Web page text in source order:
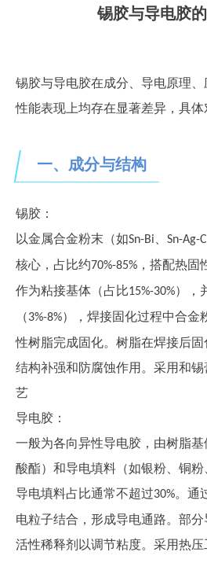
锡胶与导电胶
锡胶与导电胶在成分、导电原理
性能表现上均存在显著差异，具体
一、成分与结构
锡胶：
以金属合金粉末（如Sn-Bi Sn-Ag-
核心，占比约70%-85% ，搭配热固
作为粘接基体（占比15%-30%），
（3%-8%）
，焊接固化过程中合金
性树脂完成固化。树脂在焊接后固
结构补强和防腐蚀作用。采用和
艺
导电胶：
一般为各向异性导电胶，由树脂
酸酯）和导电填料（如银粉、铜粉
导电填料占比通常不超过30%。通
电粒子结合，形成导电通路。部
活性稀释剂以调节粘度。 采用热压